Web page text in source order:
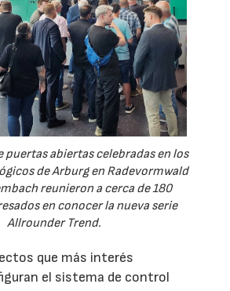
puertas abiertas celebradas en los
de Arburg en Radevormwald
reunieron a cerca de 180
en conocer la nueva serie
Allrounder Trend.
que más interés
el sistema de control